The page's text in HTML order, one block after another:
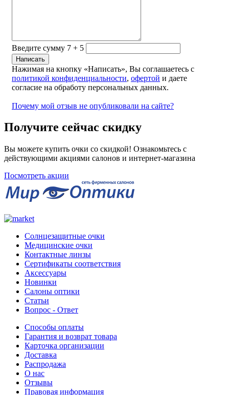
Введите сумму 7 + 5
Нажимая на кнопку «Написать», Вы соглашаетесь с
политикой конфиденциальности, офертой и даете
согласие на обработу персональных данных.
Почему мой отзыв не опубликовали на сайте?
Получите сейчас скидку
Вы можете купить очки со скидкой! Ознакомьтесь с
действующими акциями салонов и интернет-магазина
Посмотреть акции
Солнцезащитные очки
Медицинские очки
Контактные линзы
Сертификаты соответствия
Аксессуары
Новинки
Салоны оптики
Статьи
Вопрос - Ответ
Способы оплаты
Гарантия и возврат товара
Карточка организации
Доставка
Распродажа
О нас
Отзывы
Правовая информация